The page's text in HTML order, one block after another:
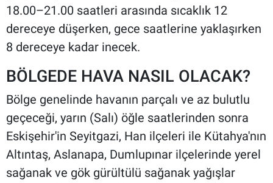
18.00–21.00 saatleri arasında sıcaklık 12
dereceye düşerken, gece saatlerine yaklaşırken
8 dereceye kadar inecek.
BÖLGEDE HAVA NASIL OLACAK?
Bölge genelinde havanın parçalı ve az bulutlu
geçeceği, yarın (Salı) öğle saatlerinden sonra
Eskişehir'in Seyitgazi, Han ilçeleri ile Kütahya'nın
Altıntaş, Aslanapa, Dumlupınar ilçelerinde yerel
sağanak ve gök gürültülü sağanak yağışlar